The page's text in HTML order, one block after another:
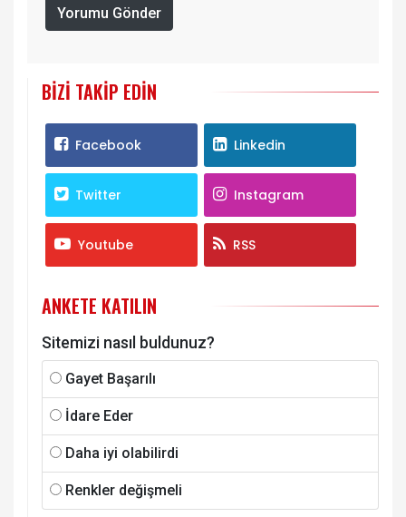
Yorumu Gönder
BIZI TAKIP EDIN
Facebook Linkedin
Twitter Instagram
Youtube RSS
ANKETE KATILIN
Sitemizi nasıl buldunuz?
Gayet Başarılı
İdare Eder
Daha iyi olabilirdi
Renkler değişmeli